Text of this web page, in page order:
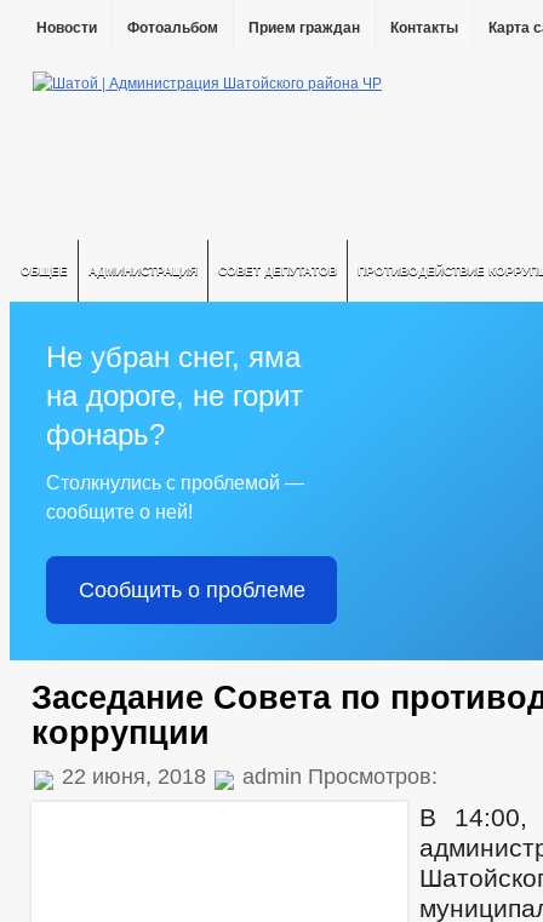
Новости Фотоальбом Прием граждан Контакты Карта
ОБЩЕЕ АДМИНИСТРАЦИЯ СОВЕТ ДЕПУТАТОВ ПРОТИВОДЕЙСТВИЕ
Не убран снег, яма
на дороге, не горит
фонарь?
Столкнулись с проблемой —
сообщите о ней!
Сообщить о проблеме
Заседание Совета по
коррупции
22 июня, 2018 admin Просмотров:
В 14:00,